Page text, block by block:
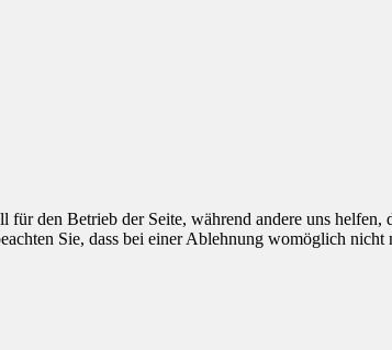
den Betrieb der Seite, während andere uns
Sie, dass bei einer Ablehnung womöglich